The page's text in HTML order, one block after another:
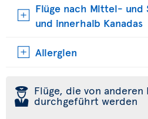
Flüge nach Mittel- und
und innerhalb Kanadas
Allergien
þ Flüge, die von
durchgeführt werden